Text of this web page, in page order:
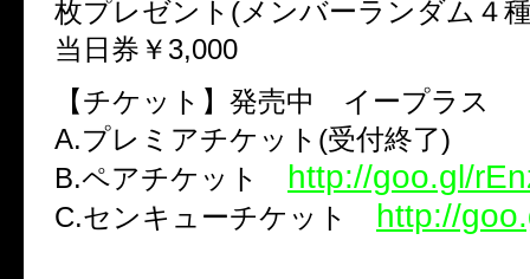
枚プレゼント(メンバーランダム４
当日券￥3,000
【チケット】発売中 イープラス
A.プレミアチケット(受付終了)
B.ペアチケット http://goo.gl/
C.センキューチケット http://